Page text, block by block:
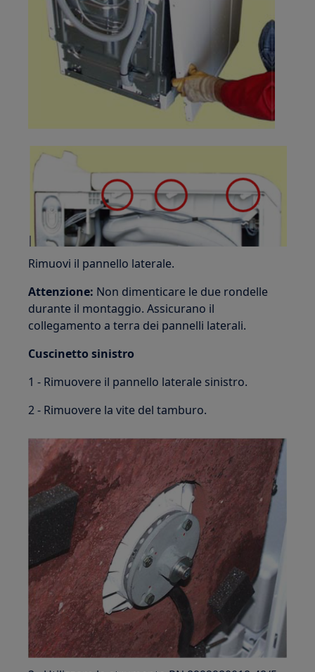
Rimuovi il pannello laterale.
Attenzione: Non dimenticare le due rondelle
durante il montaggio. Assicurano il
collegamento a terra dei pannelli laterali.
Cuscinetto sinistro
1 - Rimuovere il pannello laterale sinistro.
2 - Rimuovere la vite del tamburo.